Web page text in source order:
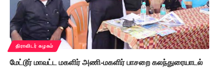
திராவிடர் கழகம்
மேட்டூர் மாவட்ட மகளிர் அணி-மகளிர் பாசறை கலந்துரையாடல்